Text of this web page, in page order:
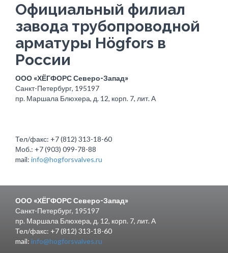
Официальный филиал
завода трубопроводной
арматуры Högfors в
России
ООО «ХЁГФОРС Северо-Запад»
Санкт-Петербург, 195197
пр. Маршала Блюхера, д. 12, корп. 7, лит. А
Тел/факс: +7 (812) 313-18-60
Моб.: +7 (903) 099-78-88
mail: info@hogforsvalves.ru
ООО «ХЁГФОРС Северо-Запад»
Санкт-Петербург, 195197
пр. Маршала Блюхера, д. 12, корп. 7, лит. А
Тел/факс: +7 (812) 313-18-60
mail: info@hogforsvalves.ru